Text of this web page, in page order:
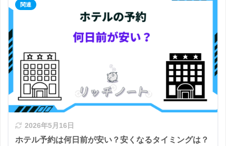
2026年5月16日
ホテル予約は何日前が安い？安くなるタイミングは？